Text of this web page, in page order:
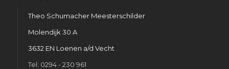
Theo Schumacher Meesterschilder
Molendijk 30 A
3632 EN Loenen a/d Vecht
Tel: 0294 - 230 961